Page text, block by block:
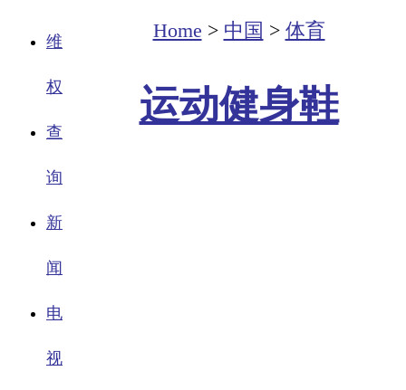
维
权
查
询
新
闻
电
视
Home > 中国 > 体育
运动健身鞋